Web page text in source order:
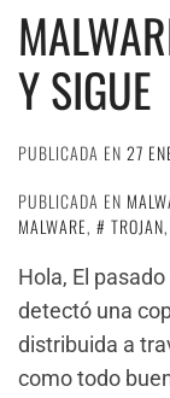
Y SIGUE
PUBLICADA EN 27
PUBLICADA EN
MALWARE, TROJAN,
Hola, El
detectó una
distribuida a
como todo